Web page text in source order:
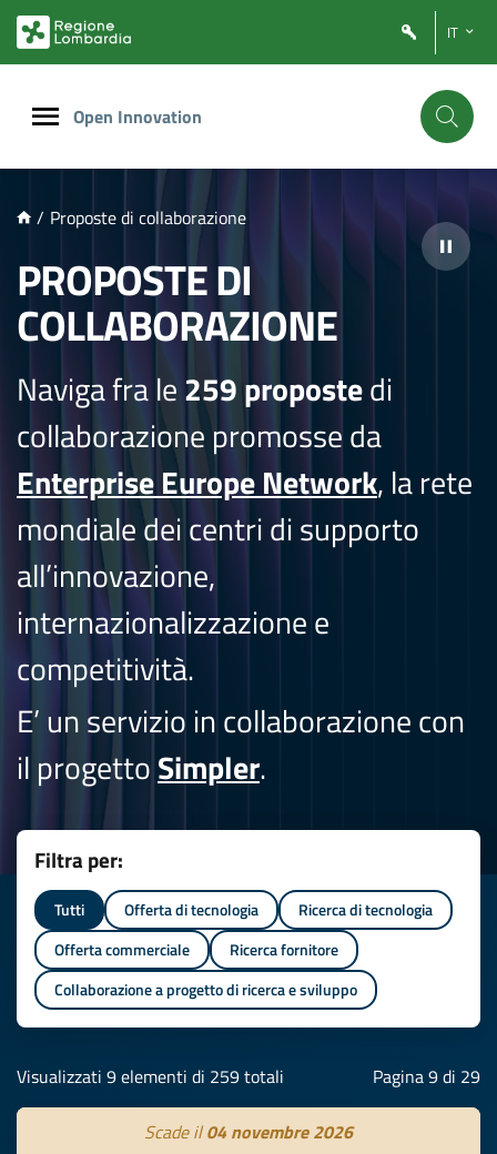
PRINCIPALE
IT
Open Innovation
/ Proposte di collaborazione
PROPOSTE DI
COLLABORAZIONE
Naviga fra le259 propostedi
collaborazione promosse da
Enterprise Europe Network, la rete
mondiale dei centri di supporto
all’innovazione,
internazionalizzazione e
competitività.
E’ un servizio in collaborazione con
il progettoSimpler.
Filtra per:
Tutti Offerta di tecnologia
Ricerca di tecnologia
Offerta commerciale
Ricerca fornitore
Collaborazione a progetto di ricerca e sviluppo
Visualizzati 9 elementi di 259 totali Pagina 9 di 29
Scade il04 novembre 2026